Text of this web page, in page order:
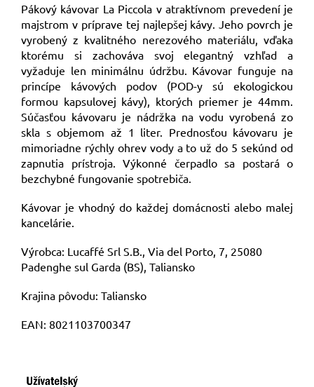
Pákový kávovar La Piccola v atraktívnom prevedení je
majstrom v príprave tej najlepšej kávy. Jeho povrch je
vyrobený z kvalitného nerezového materiálu, vďaka
ktorému si zachováva svoj elegantný vzhľad a
vyžaduje len minimálnu údržbu. Kávovar funguje na
princípe kávových podov (POD-y sú ekologickou
formou kapsulovej kávy), ktorých priemer je 44mm.
Súčasťou kávovaru je nádržka na vodu vyrobená zo
skla s objemom až 1 liter. Prednosťou kávovaru je
mimoriadne rýchly ohrev vody a to už do 5 sekúnd od
zapnutia prístroja. Výkonné čerpadlo sa postará o
bezchybné fungovanie spotrebiča.
Kávovar je vhodný do každej domácnosti alebo malej
kancelárie.
Výrobca: Lucaffé Srl S.B., Via del Porto, 7, 25080
Padenghe sul Garda (BS), Taliansko
Krajina pôvodu: Taliansko
EAN: 8021103700347